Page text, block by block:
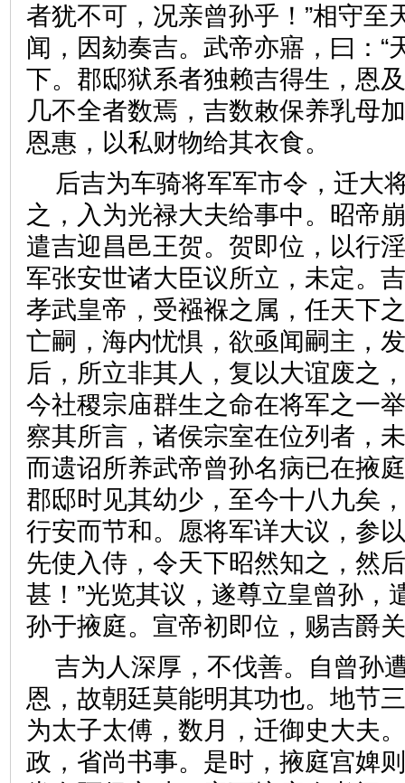
者犹不可，况亲曾孙乎！”相守至
闻，因劾奏吉。武帝亦寤，曰：“
下。郡邸狱系者独赖吉得生，恩
几不全者数焉，吉数敕保养乳母
恩惠，以私财物给其衣食。
后吉为车骑将军军市令，迁大
之，入为光禄大夫给事中。昭帝
遣吉迎昌邑王贺。贺即位，以行
军张安世诸大臣议所立，未定。
孝武皇帝，受襁褓之属，任天下
亡嗣，海内忧惧，欲亟闻嗣主，
后，所立非其人，复以大谊废之
今社稷宗庙群生之命在将军之一
察其所言，诸侯宗室在位列者，
而遗诏所养武帝曾孙名病已在掖
郡邸时见其幼少，至今十八九矣
行安而节和。愿将军详大议，参
先使入侍，令天下昭然知之，然
甚！”光览其议，遂尊立皇曾孙，
孙于掖庭。宣帝初即位，赐
吉为人深厚，不伐善。自曾孙
恩，故朝廷莫能明其功也。地节
为太子太傅，数月，迁御史大夫
政，省尚书事。是时，掖庭宫婢